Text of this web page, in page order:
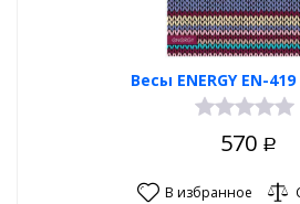
Весы ENERGY EN-
570 Р
В избранное